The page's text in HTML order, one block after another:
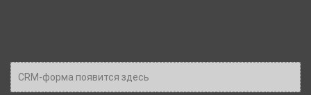
CRM-форма появится здесь